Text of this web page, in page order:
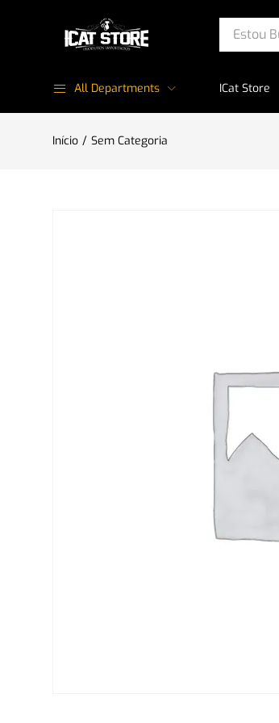
All Departments ICat Store
Início Sem Categoria